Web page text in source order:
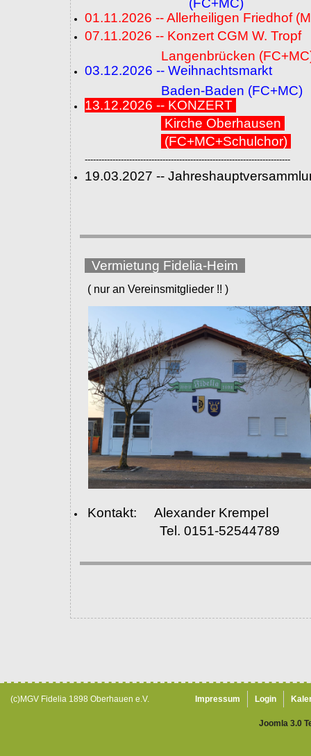
01.11.2026 -- Allerheiligen Friedhof
07.11.2026 -- Konzert CGM W. Tropf
Langenbrücken
03.12.2026 -- Weihnachtsmarkt
Baden-Baden (FC+MC)
13.12.2026 -- KONZERT
Kirche Oberhausen
(FC+MC+Schulchor)
--------------------------------------------------------------------------
19.03.2027 --
Vermietung Fidelia-Heim
( nur an Vereinsmitglieder !! )
Kontakt: Alexander Krempel
Tel. 0151-52544789
(c)MGV Fidelia 1898 Oberhauen e.V. Impressum Login
Joomla 3.0